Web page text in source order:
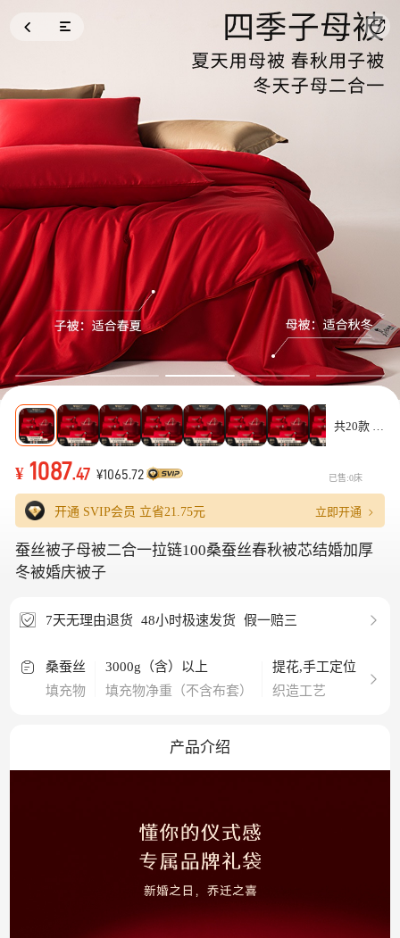
共20款
¥ 1087.47 ¥1065.72 已售:0床
开通 SVIP会员 立省21.75元 立即开通
蚕丝被子母被二合一拉链100桑蚕丝春秋被芯结婚加厚
冬被婚庆被子
7天无理由退货 48小时极速发货 假一赔三
桑蚕丝
填充物
3000g（含）以上
填充物净重（不含布套）
提花,手工定位
织造工艺
产品介绍